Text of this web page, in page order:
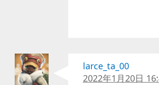
larce_ta_00
2022年1月20日